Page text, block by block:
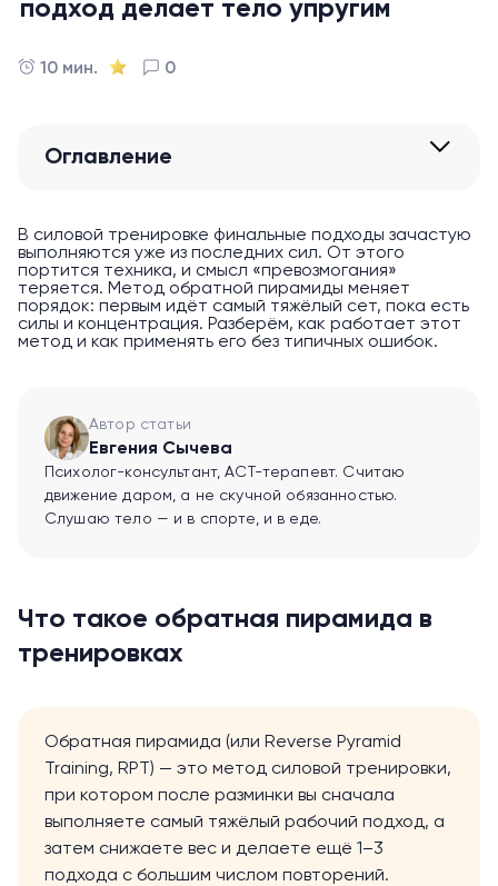
подход делает тело упругим
10 мин. 0
Оглавление
В силовой тренировке финальные подходы зачастую
выполняются уже из последних сил. От этого
портится техника, и смысл «превозмогания»
теряется. Метод обратной пирамиды меняет
порядок: первым идёт самый тяжёлый сет, пока есть
силы и концентрация. Разберём, как работает этот
метод и как применять его без типичных ошибок.
Автор статьи
Евгения Сычева
Психолог-консультант, ACT-терапевт. Считаю
движение даром, а не скучной обязанностью.
Слушаю тело — и в спорте, и в еде.
Что такое обратная пирамида в
тренировках
Обратная пирамида (или Reverse Pyramid
Training, RPT) — это метод силовой тренировки,
при котором после разминки вы сначала
выполняете самый тяжёлый рабочий подход, а
затем снижаете вес и делаете ещё 1–3
подхода с большим числом повторений.